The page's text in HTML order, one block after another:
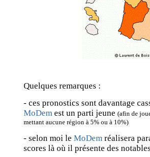
Quelques remarques :
- ces pronostics sont davantage
MoDem est un parti jeune (afin de
mettant aucune région à 5% ou à 10%)
- selon moi le MoDem réalisera
scores là où il présente des